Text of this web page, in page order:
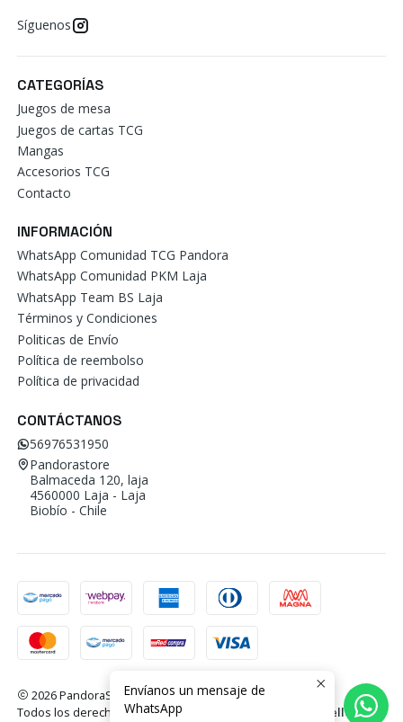
Síguenos
CATEGORÍAS
Juegos de mesa
Juegos de cartas TCG
Mangas
Accesorios TCG
Contacto
INFORMACIÓN
WhatsApp Comunidad TCG Pandora
WhatsApp Comunidad PKM Laja
WhatsApp Team BS Laja
Términos y Condiciones
Politicas de Envío
Política de reembolso
Política de privacidad
CONTÁCTANOS
56976531950
Pandorastore
Balmaceda 120, laja
4560000 Laja - Laja
Biobío - Chile
2026 PandoraStore.
Todos los derechos reservados.
Desarrollado por Jumpseller.
Envíanos un mensaje de
WhatsApp